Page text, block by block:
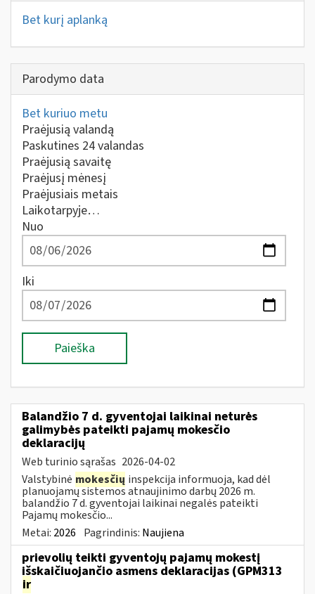
Bet kurį aplanką
Parodymo data
Bet kuriuo metu
Praėjusią valandą
Paskutines 24 valandas
Praėjusią savaitę
Praėjusį mėnesį
Praėjusiais metais
Laikotarpyje…
Nuo
Iki
Paieška
Balandžio 7 d. gyventojai laikinai neturės
galimybės pateikti pajamų mokesčio
deklaracijų
Web turinio sąrašas 2026-04-02
Valstybinė mokesčių inspekcija informuoja, kad dėl
planuojamų sistemos atnaujinimo darbų 2026 m.
balandžio 7 d. gyventojai laikinai negalės pateikti
Pajamų mokesčio...
Metai: 2026 Pagrindinis: Naujiena
prievolių teikti gyventojų pajamų mokestį
išskaičiuojančio asmens deklaracijas (GPM313
ir